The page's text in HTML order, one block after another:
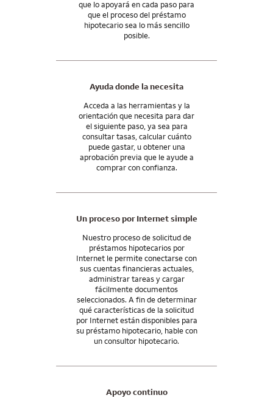
consultor hipotecario.
Y nuestro apoyo no termina cuando usted recibe las llaves.
compra, con las herramientas y los recursos que necesita para
que lo apoyará en cada paso para
que el proceso del préstamo
hipotecario sea lo más sencillo
posible.
Ayuda donde la necesita
Acceda a las herramientas y la
orientación que necesita para dar
el siguiente paso, ya sea para
consultar tasas, calcular cuánto
puede gastar, u obtener una
aprobación previa que le ayude a
comprar con confianza.
Un proceso por Internet simple
Nuestro proceso de solicitud de
préstamos hipotecarios por
Internet le permite conectarse con
sus cuentas financieras actuales,
administrar tareas y cargar
fácilmente documentos
seleccionados. A fin de determinar
qué características de la solicitud
por Internet están disponibles para
su préstamo hipotecario, hable con
un consultor hipotecario.
Apoyo continuo